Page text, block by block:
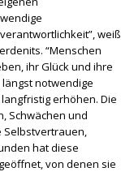
weiß
“Menschen
ihr Glück und ihre
notwendige
erhöhen. Die
Schwächen und
Selbstvertrauen,
hat diese
von denen sie